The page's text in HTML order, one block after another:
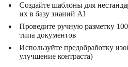
Создайте шаблоны для
их в базу знаний AI
Проведите ручную разметку
типа документов
Используйте предобработку
улучшение контраста)